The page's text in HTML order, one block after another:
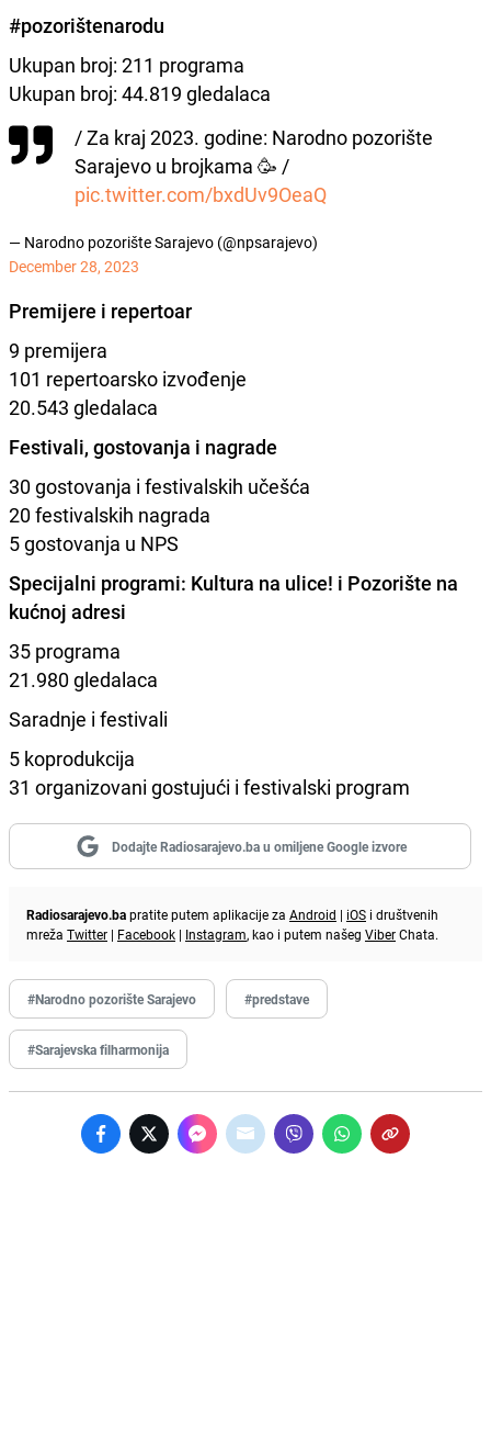
#pozorištenarodu
Ukupan broj: 211 programa
Ukupan broj: 44.819 gledalaca
/ Za kraj 2023. godine: Narodno pozorište
Sarajevo u brojkama 🥳 /
pic.twitter.com/bxdUv9OeaQ
— Narodno pozorište Sarajevo (@npsarajevo)
December 28, 2023
Premijere i repertoar
9 premijera
101 repertoarsko izvođenje
20.543 gledalaca
Festivali, gostovanja i nagrade
30 gostovanja i festivalskih učešća
20 festivalskih nagrada
5 gostovanja u NPS
Specijalni programi: Kultura na ulice! i Pozorište na
kućnoj adresi
35 programa
21.980 gledalaca
Saradnje i festivali
5 koprodukcija
31 organizovani gostujući i festivalski program
Dodajte Radiosarajevo.ba u omiljene Google izvore
Radiosarajevo.bapratite putem aplikacije za Android | iOS i društvenih
mreža Twitter | Facebook | Instagram, kao i putem našeg ViberChata.
#Narodno pozorište Sarajevo #predstave
#Sarajevska filharmonija